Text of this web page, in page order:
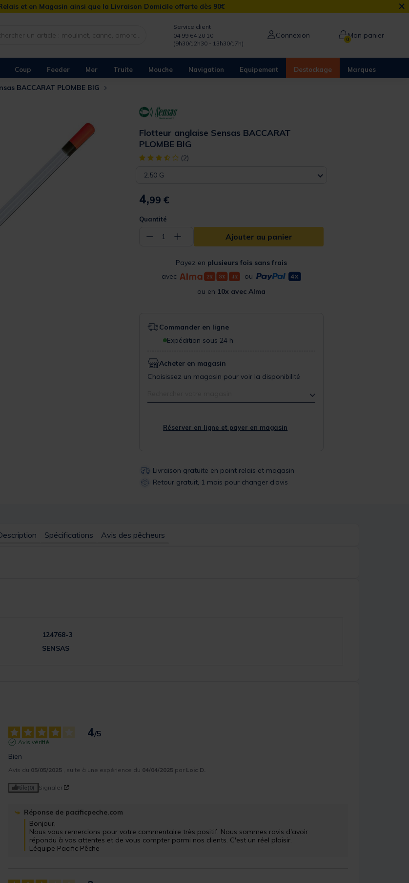
et en Magasin ainsi que la Livraison Domicile offerte dès 90€ ×
Service client
04 99 64 20 10
(9h30/12h30 - 13h30/17h)
Connexion 0Mon panier
Coup Feeder Mer Truite Mouche Navigation Equipement Destockage Marques
BACCARAT PLOMBE BIG
Flotteur anglaise Sensas BACCARAT
PLOMBE BIG
[object Object] out of 5 Customer Rating
(2)
2.50 G
4,99 €
Quantité
− 1 + Ajouter au panier
Payez en plusieurs fois sans frais
avec
ou
ou en 10x avec Alma
Commander en ligne
Expédition sous 24 h
Acheter en magasin
Choisissez un magasin pour voir la disponibilité
Réserver en ligne et payer en magasin
Livraison gratuite en point relais et magasin
Retour gratuit, 1 mois pour changer d’avis
Spécifications Avis des pêcheurs
124768-3
SENSAS
4/5
Avis vérifié
Bien
Avis du 05/05/2025 , suite à une expérience du 04/04/2025 par Loic D.
Utile(0) Signaler
Réponse de pacificpeche.com
Bonjour,
Nous vous remercions pour votre commentaire très positif. Nous sommes ravis d'avoir
répondu à vos attentes et de vous compter parmi nos clients. C'est un réel plaisir.
L’équipe Pacific Pêche